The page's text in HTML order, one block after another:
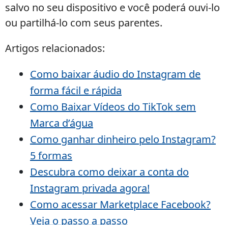
salvo no seu dispositivo e você poderá ouvi-lo
ou partilhá-lo com seus parentes.
Artigos relacionados:
Como baixar áudio do Instagram de
forma fácil e rápida
Como Baixar Vídeos do TikTok sem
Marca d’água
Como ganhar dinheiro pelo Instagram?
5 formas
Descubra como deixar a conta do
Instagram privada agora!
Como acessar Marketplace Facebook?
Veja o passo a passo